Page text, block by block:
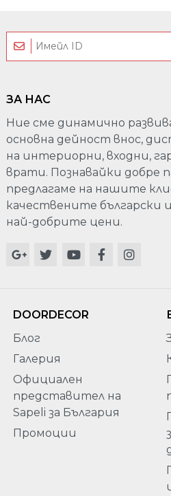
ЗА НАС
Ние сме динамично
основна дейност внос,
на интериорни, входни,
врати. Познавайки добре
предлагаме на нашите
качествените български
най-добрите цени.
DOORDECOR
Блог
Галерия
Официален
представител на
Sapeli за България
Промоции